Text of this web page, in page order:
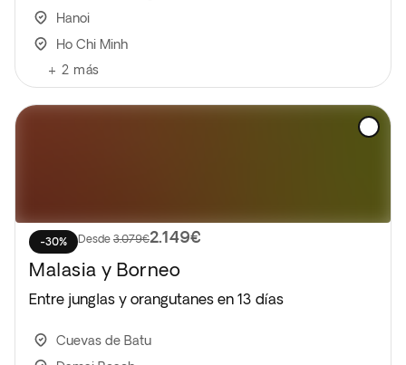
Hanoi
Ho Chi Minh
+ 2 más
-30% Desde 3.079€2.149€
Malasia y Borneo
Entre junglas y orangutanes en 13 días
Cuevas de Batu